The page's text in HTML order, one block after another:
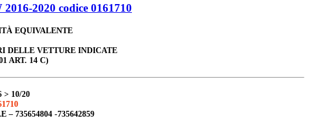
2020 codice 0161710
EQUIVALENTE
DELLE VETTURE INDICATE
ART. 14 C)
> 10/20
– 735654804 -735642859